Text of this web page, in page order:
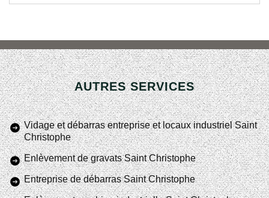
AUTRES SERVICES
Vidage et débarras entreprise et locaux industriel Saint
Christophe
Enlèvement de gravats Saint Christophe
Entreprise de débarras Saint Christophe